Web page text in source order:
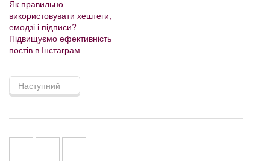
Як правильно
використовувати хештеги,
емодзі і підписи?
Підвищуємо ефективність
постів в Інстаграм
Наступний